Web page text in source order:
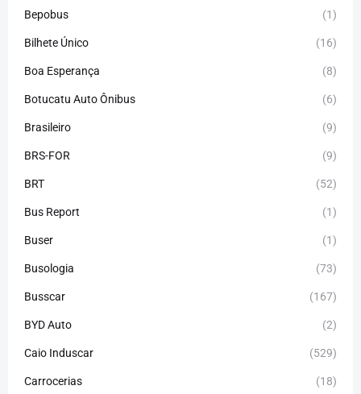
Bepobus (1)
Bilhete Único (16)
Boa Esperança (8)
Botucatu Auto Ônibus (6)
Brasileiro (9)
BRS-FOR (9)
BRT (52)
Bus Report (1)
Buser (1)
Busologia (73)
Busscar (167)
BYD Auto (2)
Caio Induscar (529)
Carrocerias (18)